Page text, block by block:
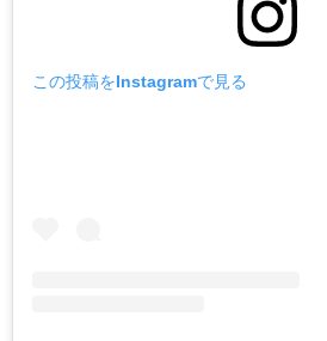
この投稿をInstagramで見る